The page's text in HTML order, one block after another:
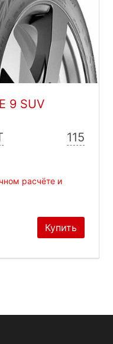
9 SUV
115
расчёте и
Купить